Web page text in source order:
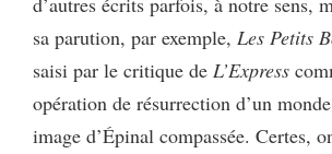
sa parution, par exemple, Les Petits
saisi par le critique de L’Express
opération de résurrection d’un
image d’Épinal compassée. Certes,